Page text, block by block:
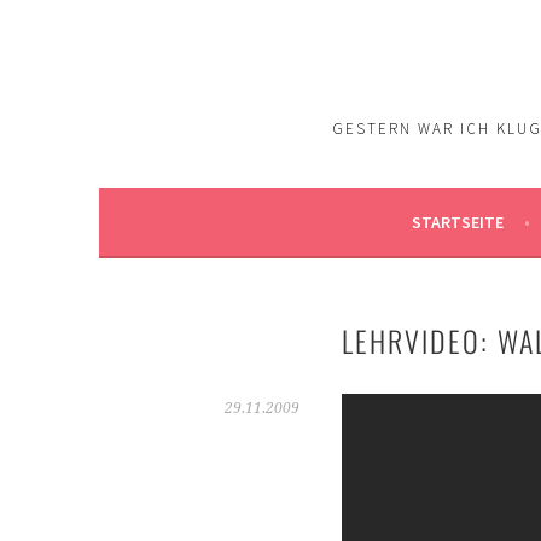
GESTERN WAR ICH
STARTSEITE
LEHRVIDEO:
29.11.2009